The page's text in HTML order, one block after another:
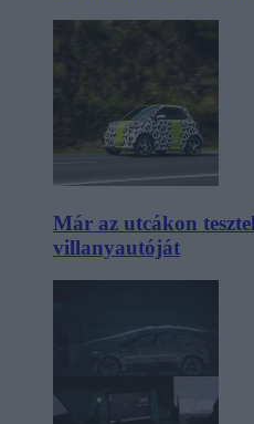
Már az utcákon
villanyautóját